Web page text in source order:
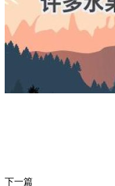
下一篇